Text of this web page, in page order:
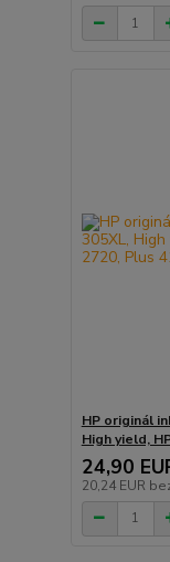
HP originál
High yield,
24,90
20,24 EUR